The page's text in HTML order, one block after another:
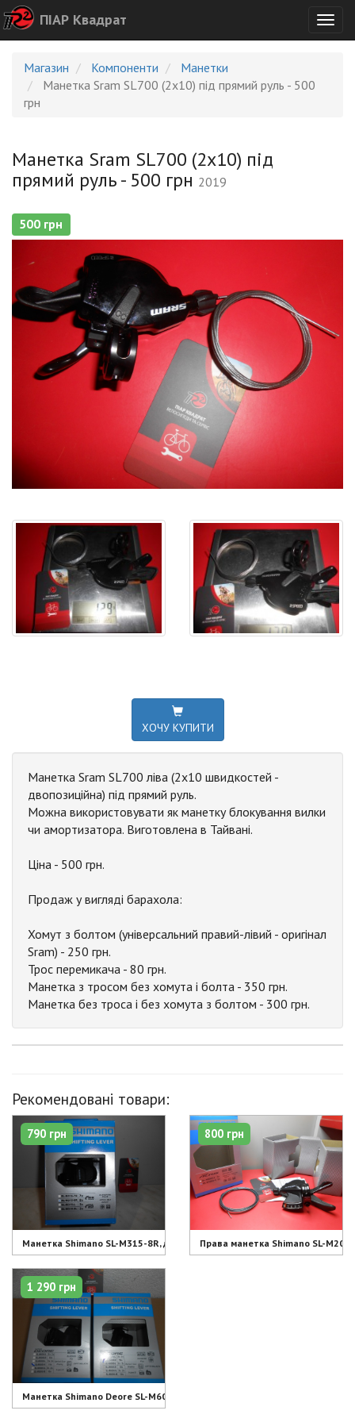
ПІАР Квадрат
Магазин Компоненти
Манетки
Манетка Sram SL700 (2x10) під прямий руль - 500
грн
Манетка Sram SL700 (2x10) під
прямий руль - 500 грн 2019
500 грн
ХОЧУ КУПИТИ
Манетка Sram SL700 ліва (2x10 швидкостей -
двопозиційна) під прямий руль.
Можна використовувати як манетку блокування вилки
чи амортизатора. Виготовлена в Тайвані.
Ціна - 500 грн.
Продаж у вигляді барахола:
Хомут з болтом (універсальний правий-лівий - оригінал
Sram) - 250 грн.
Трос перемикача - 80 грн.
Манетка з тросом без хомута і болта - 350 грн.
Манетка без троса і без хомута з болтом - 300 грн.
Рекомендовані товари:
Манетка Shimano SL-M315-8R, для 8 шв - 790 грн
790 грн
Права манетка Shimano SL-
800 грн
Манетка Shimano Deore SL-M6000-R 10 шв - 1290 грн
1 290 грн